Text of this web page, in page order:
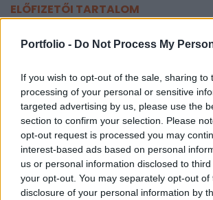
Portfolio - Do Not Process My
If you wish to opt-out of the sale, sharing to
processing of your personal or sensitive
targeted advertising by us, please use the
section to confirm your selection. Please
opt-out request is processed you may
interest-based ads based on personal
us or personal information disclosed to
your opt-out. You may separately opt-out of
disclosure of your personal information by
ELŐFIZETŐI TARTALOM
Beszakadt a gáz ára!
Portfolio
2025. június 24. 09:48
Nagyot zuhant a mai
földgáz határidős jegyzése, az
tűzszünet megkötésére reagálnak
befektetők.